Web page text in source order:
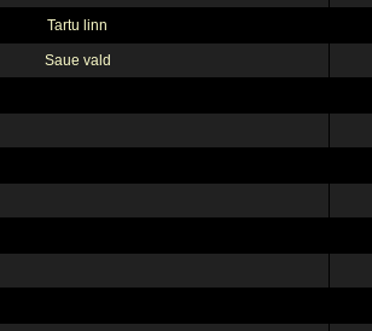
Tartu linn
Saue vald